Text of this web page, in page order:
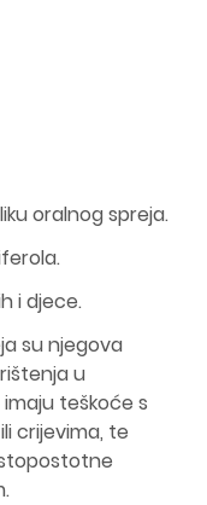
oralnog spreja.
i djece.
su njegova
u
teškoće s
crijevima, te